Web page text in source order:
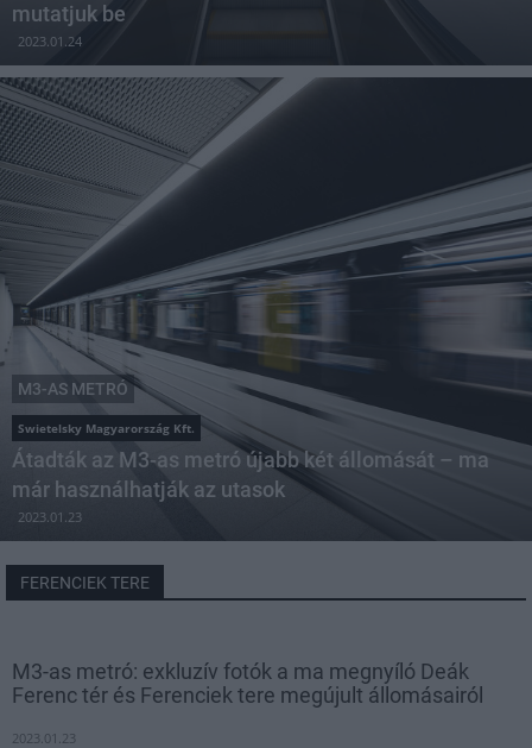
mutatjuk be
2023.01.24
M3-AS METRÓ
Swietelsky Magyarország Kft.
Átadták az M3-as metró újabb két állomását – ma
már használhatják az utasok
2023.01.23
FERENCIEK TERE
M3-as metró: exkluzív fotók a ma megnyíló Deák
Ferenc tér és Ferenciek tere megújult állomásairól
2023.01.23